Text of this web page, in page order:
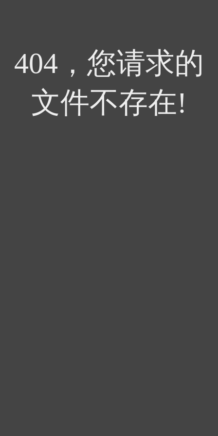
404，您请求的
文件不存在!